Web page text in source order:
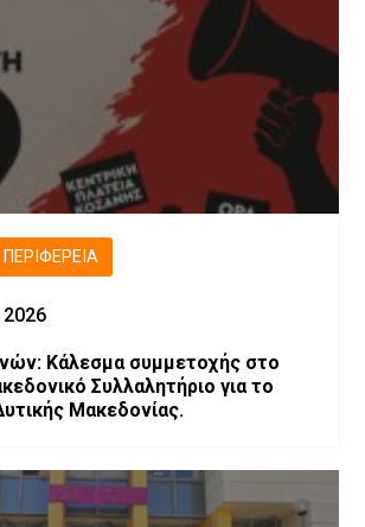
ΠΕΡΙΦΈΡΕΙΑ
2026
Κάλεσμα συμμετοχής στο
Συλλαλητήριο για το
Μακεδονίας.